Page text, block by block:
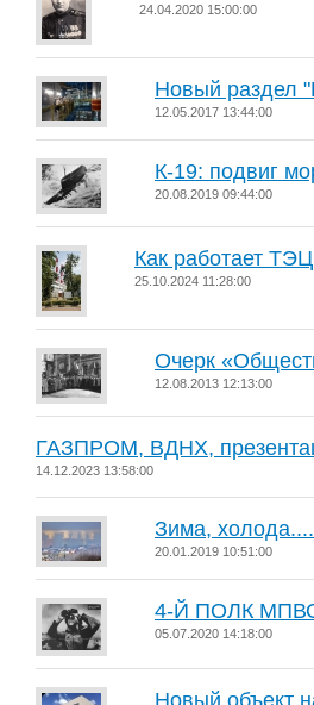
24.04.2020 15:00:00
Новый раздел
12.05.2017 13:44:00
К-19: подвиг
20.08.2019 09:44:00
Как работает ТЭЦ
25.10.2024 11:28:00
Очерк
12.08.2013 12:13:00
ГАЗПРОМ, ВДНХ,
14.12.2023 13:58:00
Зима, холода....
20.01.2019 10:51:00
4-Й ПОЛК
05.07.2020 14:18:00
Новый объект